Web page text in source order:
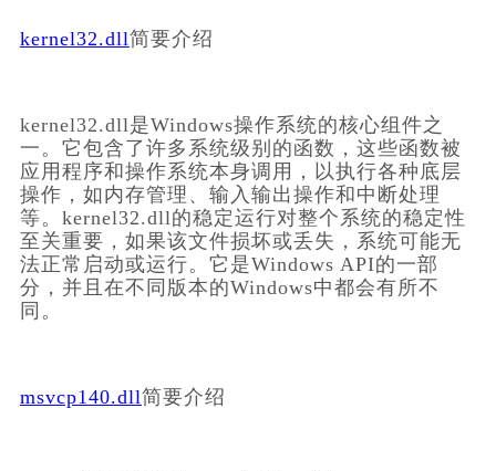
kernel32.dll简要介绍
kernel32.dll是Windows操作系统的核心组件之
一。它包含了许多系统级别的函数，这些函数被
应用程序和操作系统本身调用，以执行各种底层
操作，如内存管理、输入输出操作和中断处理
等。kernel32.dll的稳定运行对整个系统的稳定性
至关重要，如果该文件损坏或丢失，系统可能无
法正常启动或运行。它是Windows API的一部
分，并且在不同版本的Windows中都会有所不
同。
msvcp140.dll简要介绍